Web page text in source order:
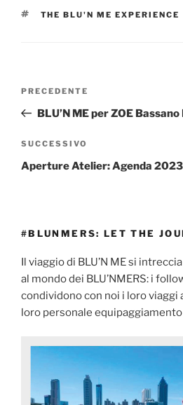
THE BLU'N ME EXPERIENCE
PRECEDENTE
BLU’N ME per ZOE
SUCCESSIVO
Aperture Atelier: Agenda 2023
#BLUNMERS: LET THE
Il viaggio di BLU’N ME si
al mondo dei BLU’NMERS: i
condividono con noi i loro
loro personale equipaggiamento